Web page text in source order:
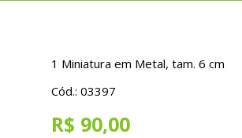
1 Miniatura em Metal, tam. 6 cm
Cód.: 03397
R$ 90,00